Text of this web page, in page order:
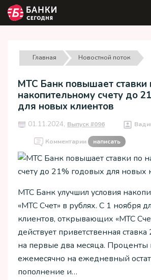
Главная Новостной поток
МТС Банк повышает ставки
накопительному счету до
для новых клиентов
01.11.2024, Выпуск #096
Комментарии написать
МТС Банк улучшил условия
«МТС Счет» в рублях. С 1 ноября
клиентов, открывающих «МТС
действует приветственная
на первые два месяца. Проценты
ежемесячно на ежедневный
пополнение и…